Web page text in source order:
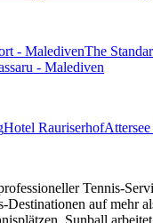
- MaledivenThe
- Malediven
Hotel Rauriserhof
Tennis-
Destinationen auf mehr